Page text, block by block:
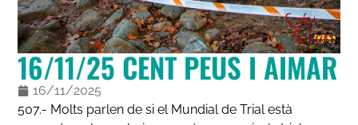
16/11/25 CENT PEUS I AIMAR
16/11/2025
507.- Molts parlen de si el Mundial de Trial està